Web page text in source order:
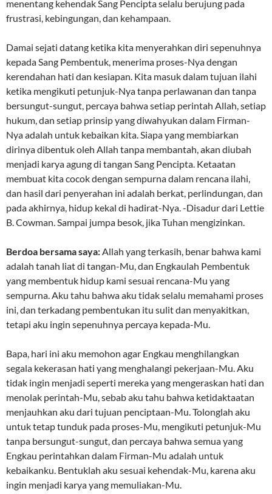
menentang kehendak Sang Pencipta selalu berujung pada
frustrasi, kebingungan, dan kehampaan.
Damai sejati datang ketika kita menyerahkan diri sepenuhnya
kepada Sang Pembentuk, menerima proses-Nya dengan
kerendahan hati dan kesiapan. Kita masuk dalam tujuan ilahi
ketika mengikuti petunjuk-Nya tanpa perlawanan dan tanpa
bersungut-sungut, percaya bahwa setiap perintah Allah, setiap
hukum, dan setiap prinsip yang diwahyukan dalam Firman-
Nya adalah untuk kebaikan kita. Siapa yang membiarkan
dirinya dibentuk oleh Allah tanpa membantah, akan diubah
menjadi karya agung di tangan Sang Pencipta. Ketaatan
membuat kita cocok dengan sempurna dalam rencana ilahi,
dan hasil dari penyerahan ini adalah berkat, perlindungan, dan
pada akhirnya, hidup kekal di hadirat-Nya. -Disadur dari Lettie
B. Cowman. Sampai jumpa besok, jika Tuhan mengizinkan.
Berdoa bersama saya:Allah yang terkasih, benar bahwa kami
adalah tanah liat di tangan-Mu, dan Engkaulah Pembentuk
yang membentuk hidup kami sesuai rencana-Mu yang
sempurna. Aku tahu bahwa aku tidak selalu memahami proses
ini, dan terkadang pembentukan itu sulit dan menyakitkan,
tetapi aku ingin sepenuhnya percaya kepada-Mu.
Bapa, hari ini aku memohon agar Engkau menghilangkan
segala kekerasan hati yang menghalangi pekerjaan-Mu. Aku
tidak ingin menjadi seperti mereka yang mengeraskan hati dan
menolak perintah-Mu, sebab aku tahu bahwa ketidaktaatan
menjauhkan aku dari tujuan penciptaan-Mu. Tolonglah aku
untuk tetap tunduk pada proses-Mu, mengikuti petunjuk-Mu
tanpa bersungut-sungut, dan percaya bahwa semua yang
Engkau perintahkan dalam Firman-Mu adalah untuk
kebaikanku. Bentuklah aku sesuai kehendak-Mu, karena aku
ingin menjadi karya yang memuliakan-Mu.